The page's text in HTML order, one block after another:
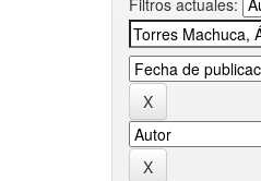
Filtros actuales: